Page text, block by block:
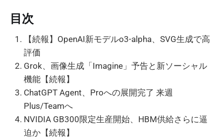
目次
【続報】OpenAI新モデルo3-alpha、SVG生成で高
評価
Grok、画像生成「Imagine」予告と新ソーシャル
機能【続報】
ChatGPT Agent、Proへの展開完了 来週
Plus/Teamへ
NVIDIA GB300限定生産開始、HBM供給さらに逼
迫か【続報】